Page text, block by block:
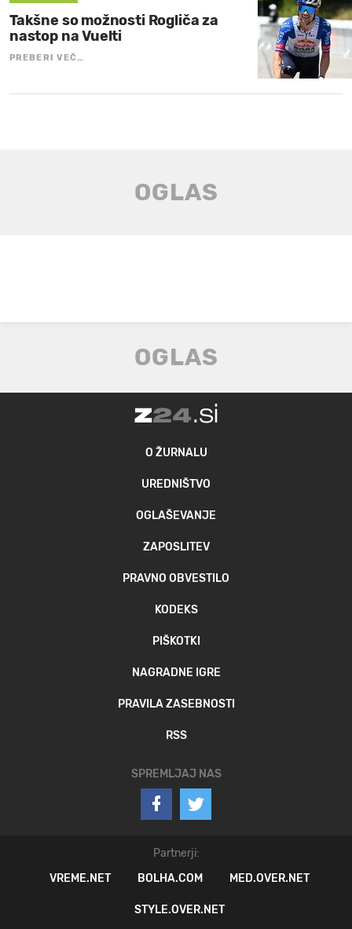
Takšne so možnosti Rogliča za
nastop na Vuelti
PREBERI VEČ…
O ŽURNALU
UREDNIŠTVO
OGLAŠEVANJE
ZAPOSLITEV
PRAVNO OBVESTILO
KODEKS
PIŠKOTKI
NAGRADNE IGRE
PRAVILA ZASEBNOSTI
RSS
SPREMLJAJ NAS
Partnerji:
VREME.NET
BOLHA.COM MED.OVER.NET
STYLE.OVER.NET